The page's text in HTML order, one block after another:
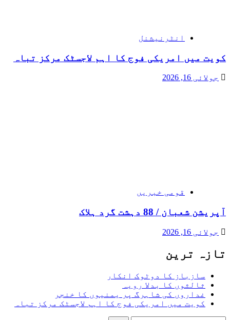
انٹرنیشنل
کویت میں امریکی فوج کا اہم لاجسٹک مرکز تباہ
جولائی 16, 2026
قومی خبریں
آپریشن شعبان / 88 دہشت گرد ہلاک
جولائی 16, 2026
تازہ ترین
سازباز کا دوٹوک انکار
ثالثوں کا بدلا رویہ
غداروں کی شاہرگ پر یمنیوں کا خنجر
کویت میں امریکی فوج کا اہم لاجسٹک مرکز تباہ